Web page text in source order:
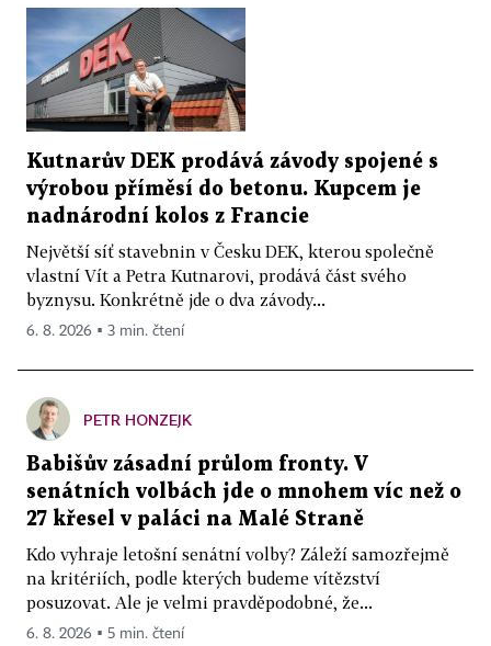
Kutnarův DEK prodává závody spojené s
výrobou příměsí do betonu. Kupcem je
nadnárodní kolos z Francie
Největší síť stavebnin v Česku DEK, kterou společně
vlastní Vít a Petra Kutnarovi, prodává část svého
byznysu. Konkrétně jde o dva závody...
6. 8. 2026 ▪ 3 min. čtení
PETR HONZEJK
Babišův zásadní průlom fronty. V
senátních volbách jde o mnohem víc než o
27 křesel v paláci na Malé Straně
Kdo vyhraje letošní senátní volby? Záleží samozřejmě
na kritériích, podle kterých budeme vítězství
posuzovat. Ale je velmi pravděpodobné, že...
6. 8. 2026 ▪ 5 min. čtení